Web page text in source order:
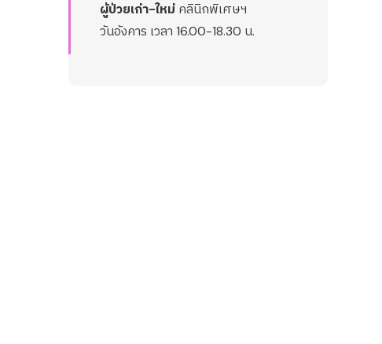
ผู้ป่วยเก่า-ใหม่ คลินิกพิเศษฯ
วันอังคาร เวลา 16.00-18.30 น.